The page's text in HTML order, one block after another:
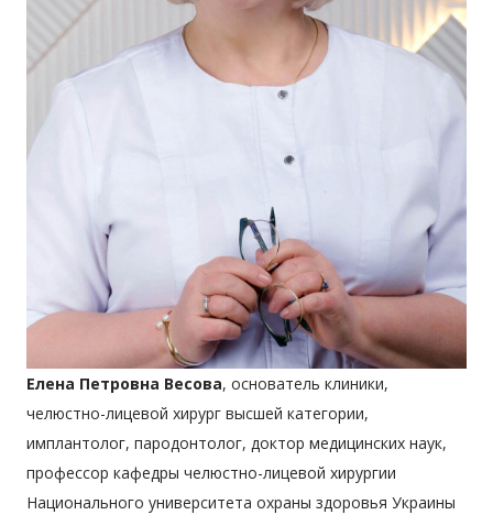
Елена Петровна Весова, основатель клиники,
челюстно-лицевой хирург высшей категории,
имплантолог, пародонтолог, доктор медицинских наук,
профессор кафедры челюстно-лицевой хирургии
Национального университета охраны здоровья Украины